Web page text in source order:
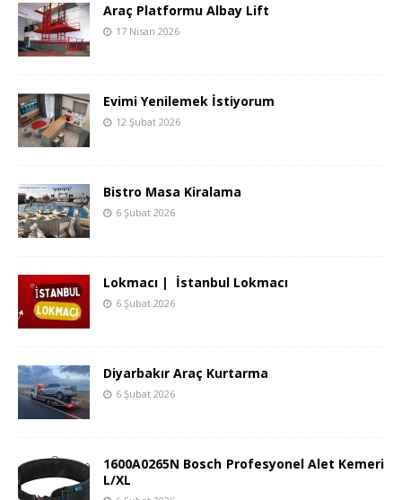
Araç Platformu Albay Lift
17 Nisan 2026
Evimi Yenilemek İstiyorum
12 Şubat 2026
Bistro Masa Kiralama
6 Şubat 2026
Lokmacı | İstanbul Lokmacı
6 Şubat 2026
Diyarbakır Araç Kurtarma
6 Şubat 2026
1600A0265N Bosch Profesyonel Alet Kemeri
L/XL